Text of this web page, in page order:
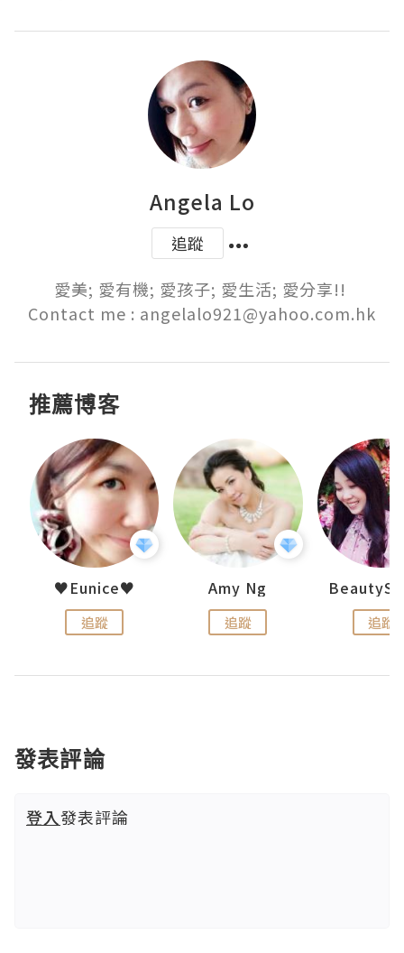
Angela Lo
追蹤
愛美; 愛有機; 愛孩子; 愛生活; 愛分享!!
Contact me : angelalo921@yahoo.com.hk
推薦博客
♥Eunice♥
追蹤
Amy Ng
追蹤 追蹤
發表評論
登入發表評論